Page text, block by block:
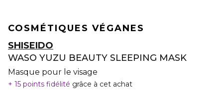
COSMÉTIQUES VÉGANES
SHISEIDO
WASO YUZU BEAUTY SLEEPING MASK
Masque pour le visage
15 points fidélité grâce à cet achat